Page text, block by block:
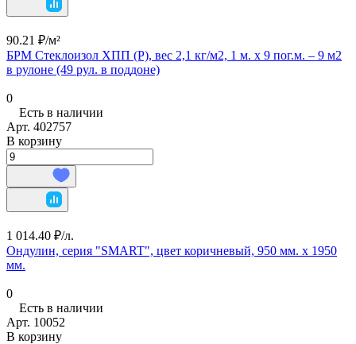
90.21 ₽/м²
БРМ Стеклоизол ХПП (Р), вес 2,1 кг/м2, 1 м. х 9 пог.м. – 9 м2
в рулоне (49 рул. в поддоне)
0
Есть в наличии
Арт. 402757
В корзину
1 014.40 ₽/л.
Ондулин, серия "SMART", цвет коричневый, 950 мм. х 1950
мм.
0
Есть в наличии
Арт. 10052
В корзину